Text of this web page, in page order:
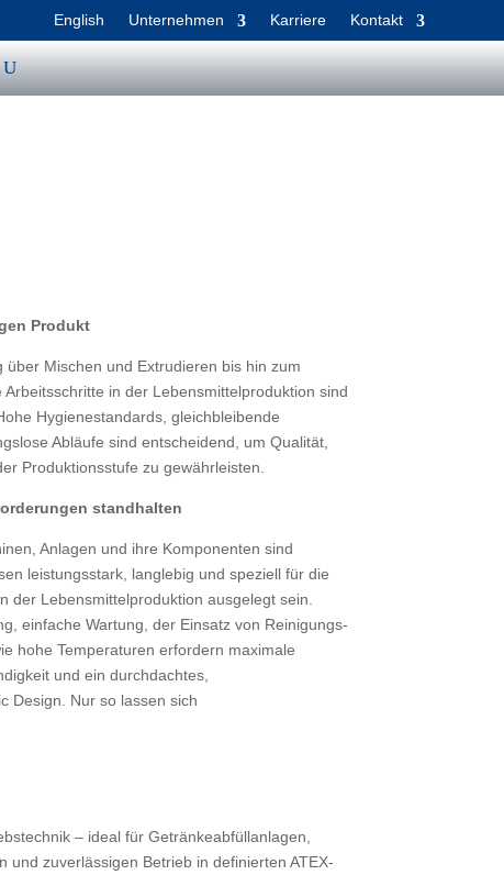
English Unternehmen Karriere Kontakt
Produkt
über Mischen und Extrudieren bis hin zum
in der Lebensmittelproduktion sind
Hygienestandards, gleichbleibende
Abläufe sind entscheidend, um Qualität,
Produktionsstufe zu gewährleisten.
standhalten
Anlagen und ihre Komponenten sind
leistungsstark, langlebig und speziell für die
der Lebensmittelproduktion ausgelegt sein.
einfache Wartung, der Einsatz von Reinigungs-
hohe Temperaturen erfordern maximale
und ein durchdachtes,
Design. Nur so lassen sich
– ideal für Getränkeabfüllanlagen,
und zuverlässigen Betrieb in definierten ATEX-